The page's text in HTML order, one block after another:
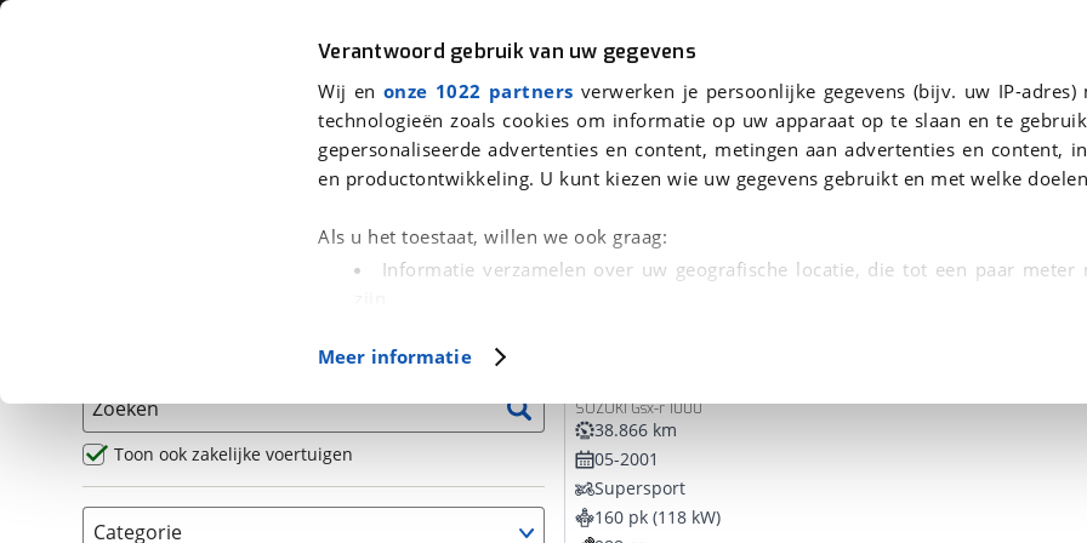
Verantwoord gebruik van uw gegevens
Wij en onze 1022 partners verwerken je persoonlijke gegevens (bijv. uw IP-adres)
technologieën zoals cookies om informatie op uw apparaat op te slaan en te
gepersonaliseerde advertenties en content, metingen aan advertenties en content,
en productontwikkeling. U kunt kiezen wie uw gegevens gebruikt en met welke
Als u het toestaat, willen we ook graag:
Informatie verzamelen over uw geografische locatie, die tot een paar meter
(fingerprinting)
in. U kunt uw toestemming op elk moment wijzigen of
Cookieverklaring.
Met cookies en vergelijkbare technieken zorgen we voor een betere en meer
Functionele cookies zorgen ervoor dat de website goed werkt. Ook gebruiken we
Meer informatie
Auto Fiets Motor
We hebben 1 motor voor je gevonden
Zoeken
Toon ook zakelijke voertuigen
Categorie
SUZUKI Gsx-r 1000
38.866 km
05-2001
Supersport
160 pk (118 kW)